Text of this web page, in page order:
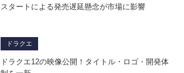
スタートによる発売遅延懸念が市場に影響
ドラクエ
ドラクエ12の映像公開！タイトル・ロゴ・開発体